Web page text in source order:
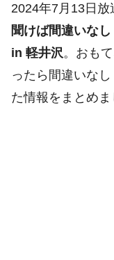
2024年7月13日
聞けば間違いな
in 軽井沢 。おも
ったら間違いな
た情報をまとめま